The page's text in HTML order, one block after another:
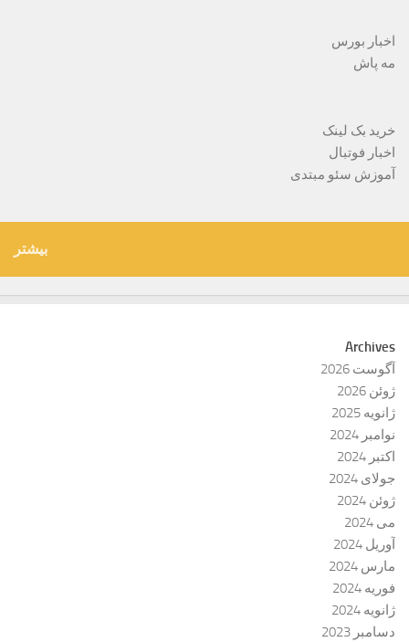
اخبار بورس
مه پاش
خرید بک لینک
اخبار فوتبال
آموزش سئو مبتدی
بیشتر
Archives
آگوست 2026
ژوئن 2026
ژانویه 2025
نوامبر 2024
اکتبر 2024
جولای 2024
ژوئن 2024
می 2024
آوریل 2024
مارس 2024
فوریه 2024
ژانویه 2024
دسامبر 2023